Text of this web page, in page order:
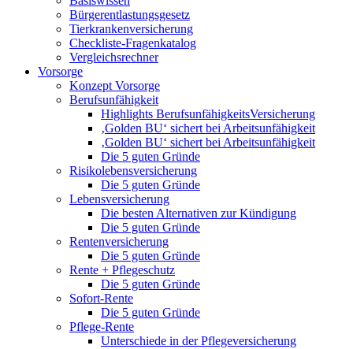
Bürgerentlastungsgesetz
Tierkrankenversicherung
Checkliste-Fragenkatalog
Vergleichsrechner
Vorsorge
Konzept Vorsorge
Berufsunfähigkeit
Highlights BerufsunfähigkeitsVersicherung
‚Golden BU‘ sichert bei Arbeitsunfähigkeit
‚Golden BU‘ sichert bei Arbeitsunfähigkeit
Die 5 guten Gründe
Risikolebensversicherung
Die 5 guten Gründe
Lebensversicherung
Die besten Alternativen zur Kündigung
Die 5 guten Gründe
Rentenversicherung
Die 5 guten Gründe
Rente + Pflegeschutz
Die 5 guten Gründe
Sofort-Rente
Die 5 guten Gründe
Pflege-Rente
Unterschiede in der Pflegeversicherung